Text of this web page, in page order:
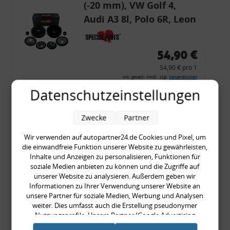
(-20 mm), VW Golf 4,
Audi A3 8l, Polo 6R, Leon
54,90 €
54,90 € pro 1
inkl. gesetzl. MwSt., zzgl. Versandkosten
Merkzettel
Zum Artikel
Rückleuchtenband mit
Blinker, rot, US-Ecken,
Audi 80 Cabrio, Typ 89,
OE-Nr.: 8G0945225 +
8G0945225C
999,99 €
Datenschutzeinstellungen
Wir verwenden auf autopartner24.de Cookies und Pixel, um
die einwandfreie Funktion unserer Website zu gewährleisten,
Inhalte und Anzeigen zu personalisieren, Funktionen für
soziale Medien anbieten zu können und die Zugriffe auf
unserer Website zu analysieren. Außerdem geben wir
Informationen zu Ihrer Verwendung unserer Website an
unsere Partner für soziale Medien, Werbung und Analysen
weiter. Dies umfasst auch die Erstellung pseudonymer
Nutzungsprofile. Unsere Partner (Google Advertising
Products) führen diese Informationen möglicherweise mit
Zwecke Partner